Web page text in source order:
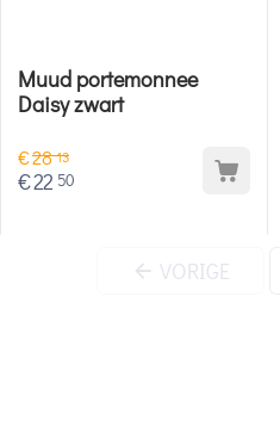
Muud portemonnee
Daisy zwart
€2813
€22 50
VORIGE